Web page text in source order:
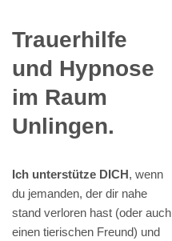
Trauerhilfe
und Hypnose
im Raum
Unlingen.
Ich unterstütze DICH, wenn
du jemanden, der dir nahe
stand verloren hast (oder auch
einen tierischen Freund) und